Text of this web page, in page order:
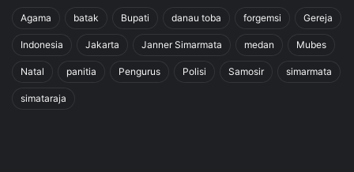
Agama batak Bupati danau toba forgemsi Gereja
Indonesia Jakarta Janner Simarmata medan Mubes
Natal panitia Pengurus Polisi Samosir simarmata
simataraja